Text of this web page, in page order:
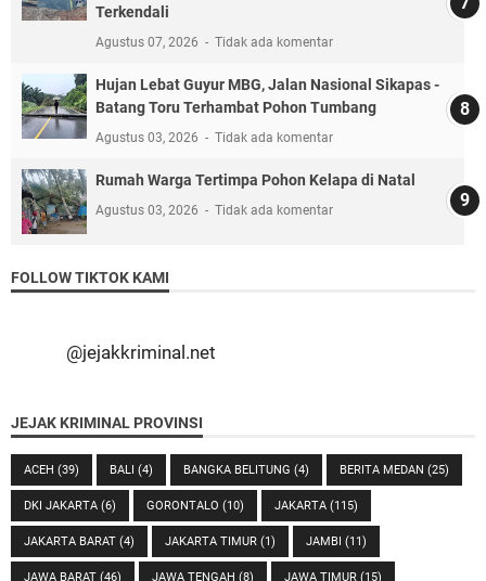
Terkendali
Agustus 07, 2026 Tidak ada komentar
Hujan Lebat Guyur MBG, Jalan Nasional Sikapas -
Batang Toru Terhambat Pohon Tumbang
Agustus 03, 2026 Tidak ada komentar
Rumah Warga Tertimpa Pohon Kelapa di Natal
Agustus 03, 2026 Tidak ada komentar
FOLLOW TIKTOK KAMI
@jejakkriminal.net
JEJAK KRIMINAL PROVINSI
ACEH (39) BALI (4) BANGKA BELITUNG (4) BERITA MEDAN (25)
DKI JAKARTA (6) GORONTALO (10) JAKARTA (115)
JAKARTA BARAT (4) JAKARTA TIMUR (1) JAMBI (11)
JAWA BARAT (46) JAWA TENGAH (8) JAWA TIMUR (15)